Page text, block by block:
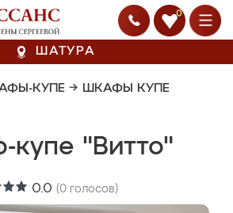
0
ШАТУРА
КУПЕ → ШКАФЫ КУПЕ
купе "Витто"
0.0 (0 голосов)